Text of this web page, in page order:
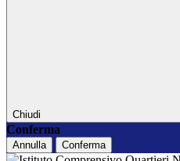
Chiudi
Conferma
Annulla Conferma